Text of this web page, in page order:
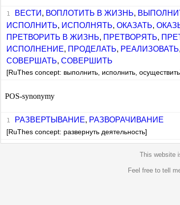
ВЕСТИ , ВОПЛОТИТЬ В ЖИЗНЬ,
ИСПОЛНИТЬ, ИСПОЛНЯТЬ,ОКАЗАТЬ,
ПРЕТВОРИТЬ В ЖИЗНЬ, ПРЕТВОРЯТЬ,
ИСПОЛНЕНИЕ, ПРОДЕЛАТЬ, РЕАЛИЗОВАТЬ,
СОВЕРШАТЬ,СОВЕРШИТЬ
[RuThes concept: выполнить, исполнить,
POS-synonymy
РАЗВЕРТЫВАНИЕ, РАЗВОРАЧИВАНИЕ
[RuThes concept: развернуть деятельность]
This website
Feel free to tell